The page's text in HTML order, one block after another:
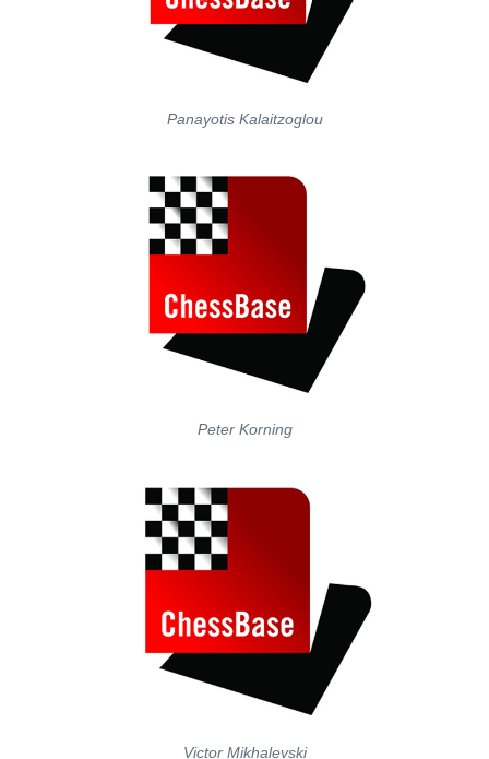
Panayotis Kalaitzoglou
Peter Korning
Victor Mikhalevski